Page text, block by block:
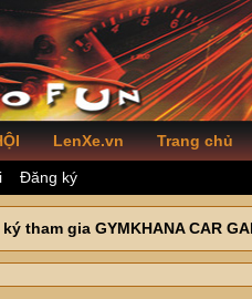
LenXe.vn Trang chủ
Đăng ký
tham gia GYMKHANA CAR